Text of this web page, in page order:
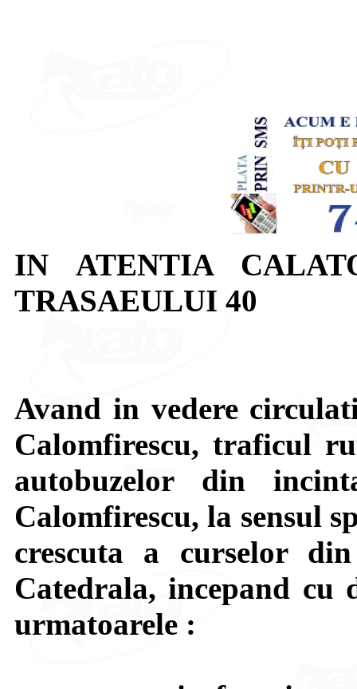
IN ATENTIA
TRASAEULUI 40
Avand in vedere
Calomfirescu, traficul
autobuzelor din
Calomfirescu, la sensul
crescuta a curselor
Catedrala, incepand cu
urmatoarele :